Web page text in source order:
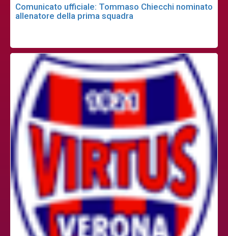
Comunicato ufficiale: Tommaso Chiecchi nominato
allenatore della prima squadra